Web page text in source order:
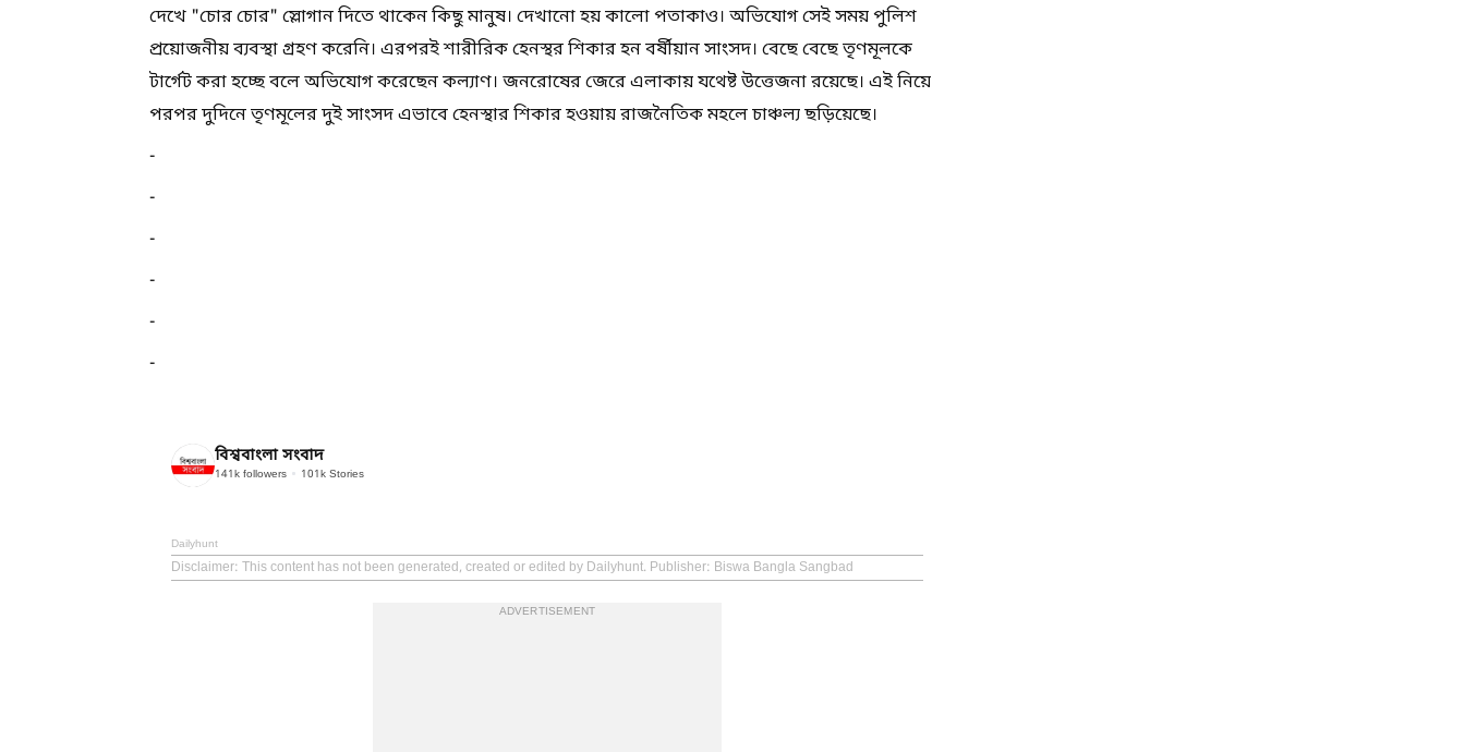
দেখে "চোর চোর" স্লোগান দিতে থাকেন কিছু মানুষ। দেখানো হয় কালো পতাকাও। অভিযোগ সেই সময় পুলিশ
প্রয়োজনীয় ব্যবস্থা গ্রহণ করেনি। এরপরই শারীরিক হেনস্থর শিকার হন বর্ষীয়ান সাংসদ। বেছে বেছে তৃণমূলকে
টার্গেট করা হচ্ছে বলে অভিযোগ করেছেন কল্যাণ। জনরোষের জেরে এলাকায় যথেষ্ট উত্তেজনা রয়েছে। এই নিয়ে
পরপর দুদিনে তৃণমূলের দুই সাংসদ এভাবে হেনস্থার শিকার হওয়ায় রাজনৈতিক মহলে চাঞ্চল্য ছড়িয়েছে।
-
-
-
-
-
-
বিশ্ববাংলা সংবাদ
141k followers 101k Stories
Dailyhunt
Disclaimer: This content has not been generated, created or edited by Dailyhunt. Publisher: Biswa Bangla Sangbad
ADVERTISEMENT